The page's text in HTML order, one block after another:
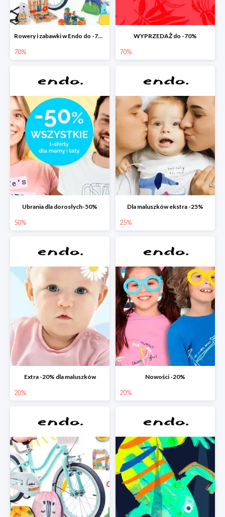
Rowery i zabawki w Endo do -70%
70%
WYPRZEDAŻ do -70%
70%
Ubrania dla dorosłych-50%
50%
Dla maluszków ekstra -25%
25%
Extra -20% dla maluszków
20%
Nowości -20%
20%